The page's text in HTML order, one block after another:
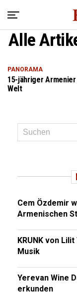
Alle
PANORAMA
15-jähriger
Welt
Cem Özdemir
Armenischen
KRUNK von
Musik
Yerevan Wine
erkunden